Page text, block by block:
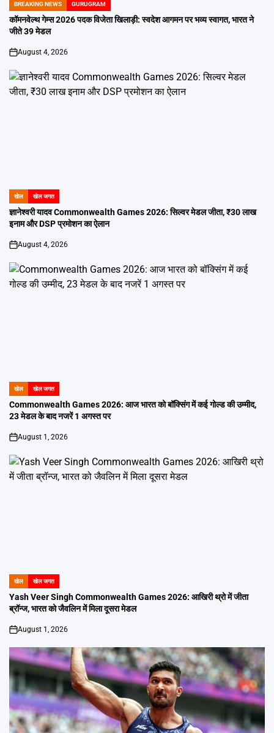
POSTED
IN
BREAKING NEWS GURUGRAM
कॉमनवेल्थ गेम्स 2026 पदक विजेता खिलाड़ी: स्वदेश आगमन पर भव्य स्वागत, भारत ने
जीते 39 मेडल
on
August 4, 2026
POSTED
IN
खेल खेल जगत
ज्ञानेश्वरी यादव Commonwealth Games 2026: सिल्वर मेडल जीता, ₹30 लाख
इनाम और DSP प्रमोशन का ऐलान
on
August 4, 2026
POSTED
IN
खेल खेल जगत
Commonwealth Games 2026: आज भारत को बॉक्सिंग में कई गोल्ड की उम्मीद,
23 मेडल के बाद नजरें 1 अगस्त पर
on
August 1, 2026
POSTED
IN
खेल खेल जगत
Yash Veer Singh Commonwealth Games 2026: आखिरी थ्रो में जीता
ब्रॉन्ज, भारत को जैवलिन में मिला दूसरा मेडल
on
August 1, 2026